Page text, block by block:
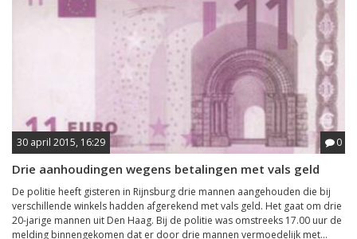
30 april 2015, 16:29 0
Drie aanhoudingen wegens betalingen met vals geld
De politie heeft gisteren in Rijnsburg drie mannen aangehouden die bij
verschillende winkels hadden afgerekend met vals geld. Het gaat om drie
20-jarige mannen uit Den Haag. Bij de politie was omstreeks 17.00 uur de
melding binnengekomen dat er door drie mannen vermoedelijk met...